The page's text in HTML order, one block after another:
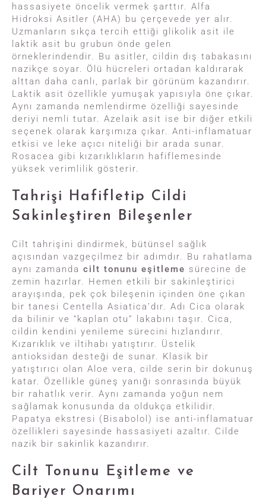
hassasiyete öncelik vermek şarttır. Alfa
Hidroksi Asitler (AHA) bu çerçevede yer alır.
Uzmanların sıkça tercih ettiği glikolik asit ile
laktik asit bu grubun önde gelen
örneklerindendir. Bu asitler, cildin dış tabakasını
nazikçe soyar. Ölü hücreleri ortadan kaldırarak
alttan daha canlı, parlak bir görünüm kazandırır.
Laktik asit özellikle yumuşak yapısıyla öne çıkar.
Aynı zamanda nemlendirme özelliği sayesinde
deriyi nemli tutar. Azelaik asit ise bir diğer etkili
seçenek olarak karşımıza çıkar. Anti-inflamatuar
etkisi ve leke açıcı niteliği bir arada sunar.
Rosacea gibi kızarıklıkların hafiflemesinde
yüksek verimlilik gösterir.
Tahrişi Hafifletip Cildi
Sakinleştiren Bileşenler
Cilt tahrişini dindirmek, bütünsel sağlık
açısından vazgeçilmez bir adımdır. Bu rahatlama
aynı zamanda cilt tonunu eşitleme sürecine de
zemin hazırlar. Hemen etkili bir sakinleştirici
arayışında, pek çok bileşenin içinden öne çıkan
bir tanesi Centella Asiatica’dır. Adı Cica olarak
da bilinir ve “kaplan otu” lakabını taşır. Cica,
cildin kendini yenileme sürecini hızlandırır.
Kızarıklık ve iltihabı yatıştırır. Üstelik
antioksidan desteği de sunar. Klasik bir
yatıştırıcı olan Aloe vera, cilde serin bir dokunuş
katar. Özellikle güneş yanığı sonrasında büyük
bir rahatlık verir. Aynı zamanda yoğun nem
sağlamak konusunda da oldukça etkilidir.
Papatya ekstresi (Bisabolol) ise anti-inflamatuar
özellikleri sayesinde hassasiyeti azaltır. Cilde
nazik bir sakinlik kazandırır.
Cilt Tonunu Eşitleme ve
Bariyer Onarımı